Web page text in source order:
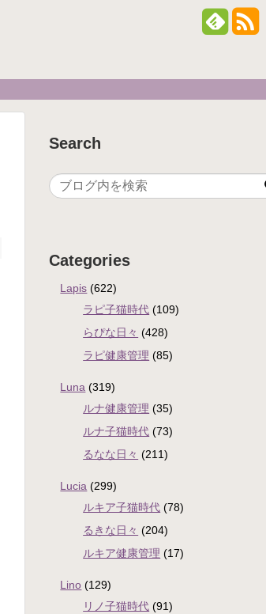
Search
Categories
Lapis (622)
ラピ子猫時代 (109)
らぴな日々 (428)
ラピ健康管理 (85)
Luna (319)
ルナ健康管理 (35)
ルナ子猫時代 (73)
るなな日々 (211)
Lucia (299)
ルキア子猫時代 (78)
るきな日々 (204)
ルキア健康管理 (17)
Lino (129)
リノ子猫時代 (91)